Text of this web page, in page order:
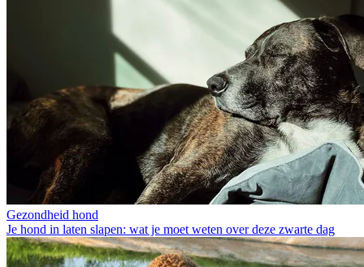
Gezondheid hond
Je hond in laten slapen: wat je moet weten over deze zwarte dag